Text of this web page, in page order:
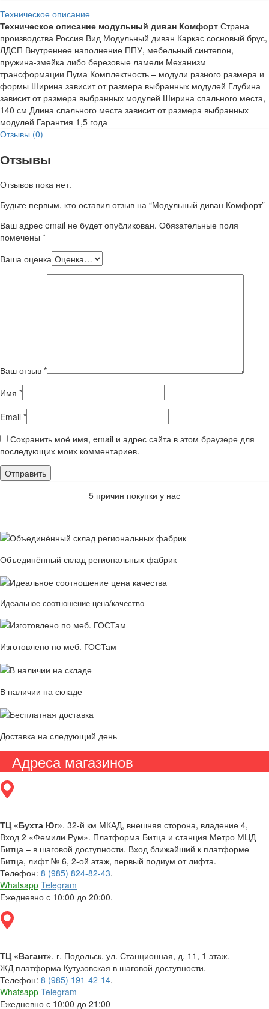
Техническое описание
Техническое описание модульный диван Комфорт Страна
производства Россия Вид Модульный диван Каркас сосновый брус,
ЛДСП Внутреннее наполнение ППУ, мебельный синтепон,
пружина-змейка либо березовые ламели Механизм
трансформации Пума Комплектность – модули разного размера и
формы Ширина зависит от размера выбранных модулей Глубина
зависит от размера выбранных модулей Ширина спального места,
140 см Длина спального места зависит от размера выбранных
модулей Гарантия 1,5 года
Отзывы (0)
Отзывы
Отзывов пока нет.
Будьте первым, кто оставил отзыв на “Модульный диван Комфорт”
Ваш адрес email не будет опубликован. Обязательные поля
помечены *
Ваша оценка
Ваш отзыв *
Имя *
Email *
Сохранить моё имя, email и адрес сайта в этом браузере для
последующих моих комментариев.
5 причин покупки у нас
Объединённый склад региональных фабрик
Идеальное соотношение цена/качество
Изготовлено по меб. ГОСТам
В наличии на складе
Доставка на следующий день
Адреса магазинов
ТЦ «Бухта Юг». 32-й км МКАД, внешняя сторона, владение 4,
Вход 2 «Фемили Рум». Платформа Битца и станция Метро МЦД
Битца – в шаговой доступности. Вход ближайший к платформе
Битца, лифт № 6, 2-ой этаж, первый подиум от лифта.
Телефон: 8 (985) 824-82-43.
Whatsapp Telegram
Ежедневно с 10:00 до 20:00.
ТЦ «Вагант». г. Подольск, ул. Станционная, д. 11, 1 этаж.
ЖД платформа Кутузовская в шаговой доступности.
Телефон: 8 (985) 191-42-14.
Whatsapp Telegram
Ежедневно с 10:00 до 21:00